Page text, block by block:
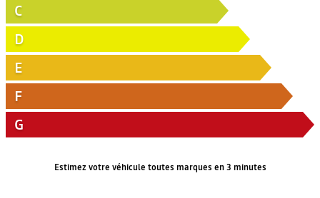
C
D
E
F
G
Estimez votre véhicule toutes marques en 3 minutes